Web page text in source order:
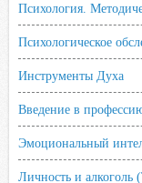
Психология.
Психологическое
Инструменты Духа
Введение в
Эмоциональный
Личность и